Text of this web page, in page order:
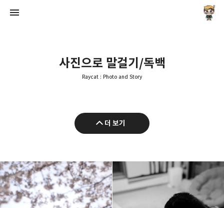
사진으로 말걸기/독백
Raycat : Photo and Story
더 보기
Raycat : Photo and Story
Raycat